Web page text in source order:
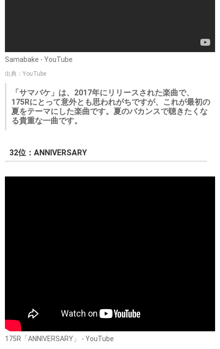
Samabake - YouTube
出典：YouTube
「サマバケ」は、2017年にリリースされた楽曲で、
175Rにとって意外とも思われがちですが、これが最初の
夏をテーマにした楽曲です。夏のバカンスで聴きたくな
る貴重な一曲です。
32位：ANNIVERSARY
175R「ANNIVERSARY」 - YouTube